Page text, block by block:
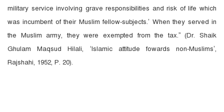
military service involving grave responsibilities and risk of life which
was incumbent of their Muslim fellow-subjects.’ When they served in
the Muslim army, they were exempted from the tax.” (Dr. Shaik
Ghulam Maqsud Hilali, ‘Islamic attitude fowards non-Muslims’,
Rajshahi, 1952, P. 20).